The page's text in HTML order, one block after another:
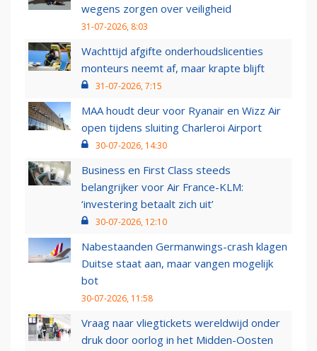
wegens zorgen over veiligheid
31-07-2026, 8:03
Wachttijd afgifte onderhoudslicenties
monteurs neemt af, maar krapte blijft
31-07-2026, 7:15
MAA houdt deur voor Ryanair en Wizz Air
open tijdens sluiting Charleroi Airport
30-07-2026, 14:30
Business en First Class steeds
belangrijker voor Air France-KLM:
‘investering betaalt zich uit’
30-07-2026, 12:10
Nabestaanden Germanwings-crash klagen
Duitse staat aan, maar vangen mogelijk
bot
30-07-2026, 11:58
Vraag naar vliegtickets wereldwijd onder
druk door oorlog in het Midden-Oosten